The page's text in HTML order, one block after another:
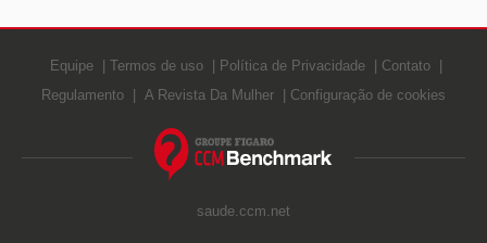
Equipe Termos de uso Política de Privacidade
Contato
Regulamento
A Revista Da Mulher Configuração de cookies
saude.ccm.net